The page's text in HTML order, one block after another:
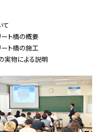
て
ート橋の概要
ート橋の施工
実物による説明